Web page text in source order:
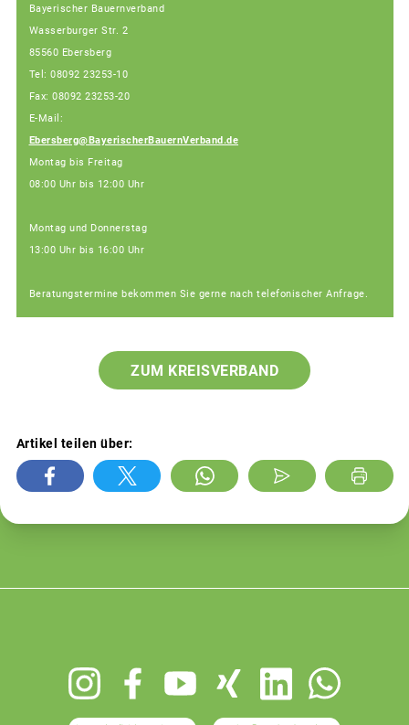
Bayerischer Bauernverband
Wasserburger Str. 2
85560 Ebersberg
Tel: 08092 23253-10
Fax: 08092 23253-20
E-Mail:
Ebersberg@BayerischerBauernVerband.de
Montag bis Freitag
08:00 Uhr bis 12:00 Uhr
Montag und Donnerstag
13:00 Uhr bis 16:00 Uhr
Beratungstermine bekommen Sie gerne nach telefonischer Anfrage.
ZUM KREISVERBAND
Artikel teilen über: